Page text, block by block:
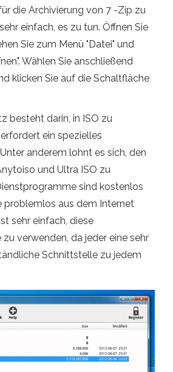
die Archivierung von 7 -Zip zu
einfach, es zu tun. Öffnen Sie
Sie zum Menü "Datei" und
Wählen Sie anschließend
klicken Sie auf die Schaltfläche
besteht darin, in ISO zu
ein spezielles
anderem lohnt es sich, den
und Ultra ISO zu
sind kostenlos
problemlos aus dem Internet
sehr einfach, diese
verwenden, da jeder eine sehr
Schnittstelle zu jedem